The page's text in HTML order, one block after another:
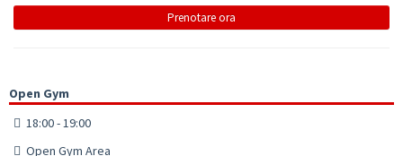
Prenotare ora
Open Gym
18:00 - 19:00
Open Gym Area